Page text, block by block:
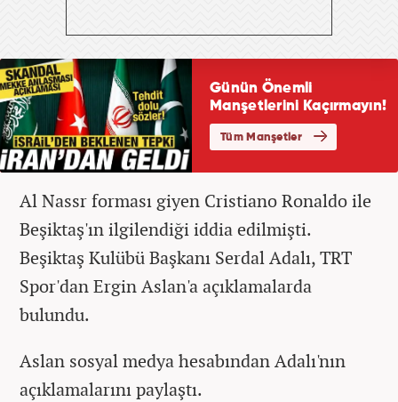
Al Nassr forması giyen Cristiano Ronaldo ile
Beşiktaş'ın ilgilendiği iddia edilmişti.
Beşiktaş Kulübü Başkanı Serdal Adalı, TRT
Spor'dan Ergin Aslan'a açıklamalarda
bulundu.
Aslan sosyal medya hesabından Adalı'nın
açıklamalarını paylaştı.